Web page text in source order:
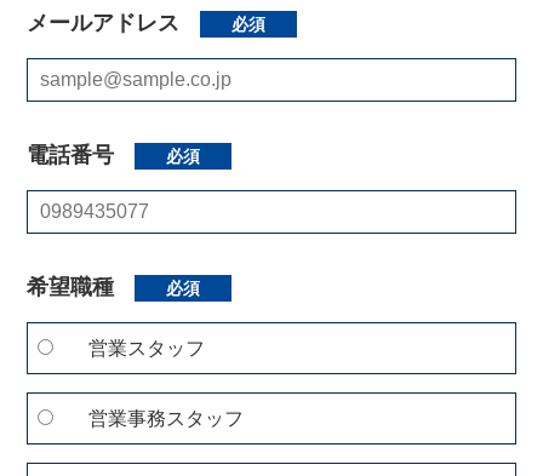
メールアドレス 必須
電話番号 必須
希望職種 必須
営業スタッフ
営業事務スタッフ